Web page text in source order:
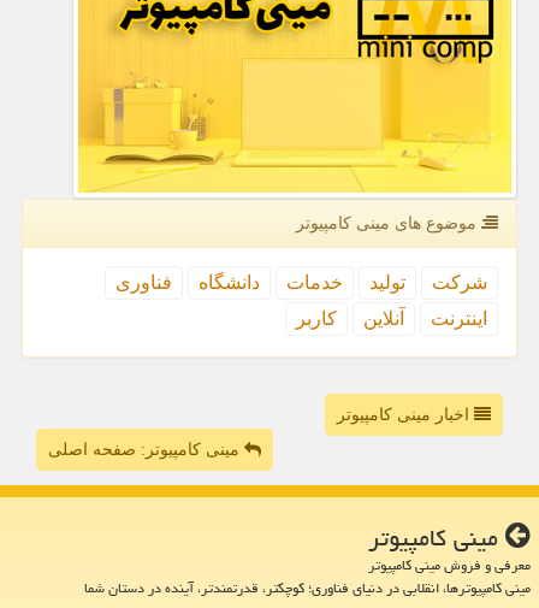
موضوع های مینی كامپیوتر
شركت تولید خدمات دانشگاه
فناوری
اینترنت
آنلاین كاربر
اخبار مینی کامپیوتر
مینی کامپیوتر: صفحه اصلی
مینی كامپیوتر
معرفی و فروش مینی کامپیوتر
مینی کامپیوترها، انقلابی در دنیای فناوری؛ کوچکتر، قدرتمندتر، آینده در دستان شما